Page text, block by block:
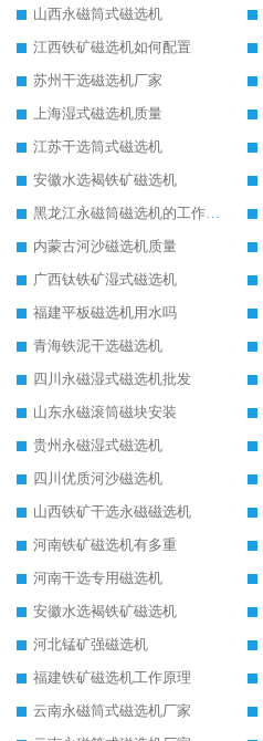
山西永磁筒式磁选机
江西铁矿磁选机如何配置
苏州干选磁选机厂家
上海湿式磁选机质量
江苏干选筒式磁选机
安徽水选褐铁矿磁选机
黑龙江永磁筒磁选机的工作原理
内蒙古河沙磁选机质量
广西钛铁矿湿式磁选机
福建平板磁选机用水吗
青海铁泥干选磁选机
四川永磁湿式磁选机批发
山东永磁滚筒磁块安装
贵州永磁湿式磁选机
四川优质河沙磁选机
山西铁矿干选永磁磁选机
河南铁矿磁选机有多重
河南干选专用磁选机
安徽水选褐铁矿磁选机
河北锰矿强磁选机
福建铁矿磁选机工作原理
云南永磁筒式磁选机厂家